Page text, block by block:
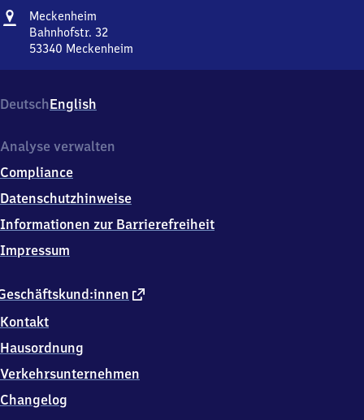
Adresse
Meckenheim
Bahnhofstr. 32
53340 Meckenheim
32,
5
3
0
Meckenheim
DeutschEnglish
externer
Kontakt
Hausordnung
Verkehrsunternehmen
Changelog
Analyse verwalten
Compliance
Datenschutzhinweise
Informationen zur Barrierefreiheit
Impressum